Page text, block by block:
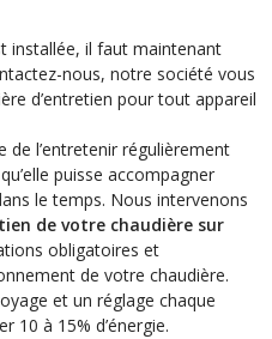
installée, il faut maintenant
nous, notre société vous
d’entretien pour tout appareil
l’entretenir régulièrement
puisse accompagner
le temps. Nous intervenons
de votre chaudière sur
obligatoires et
de votre chaudière.
et un réglage chaque
10 à 15% d’énergie.